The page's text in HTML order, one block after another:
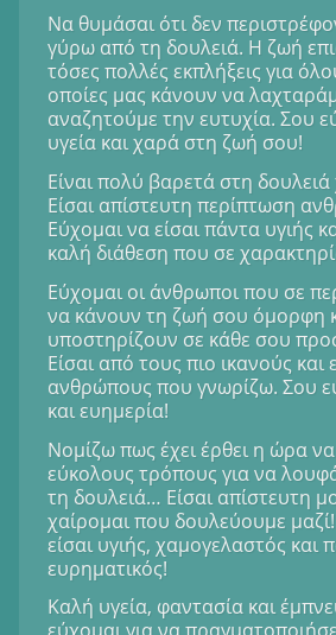
Να θυμάσαι ότι δεν
γύρω από τη δουλειά. Η ζωή
τόσες πολλές εκπλήξεις για
οποίες μας κάνουν να
αναζητούμε την ευτυχία. Σου
υγεία και χαρά στη ζωή σου!
Είναι πολύ βαρετά στη
Είσαι απίστευτη περίπτωση
Εύχομαι να είσαι πάντα υγιής
καλή διάθεση που σε
Εύχομαι οι άνθρωποι που σε
να κάνουν τη ζωή σου όμορφη
υποστηρίζουν σε κάθε σου
Είσαι από τους πιο ικανούς και
ανθρώπους που γνωρίζω. Σου
και ευημερία!
Νομίζω πως έχει έρθει η ώρα
εύκολους τρόπους για να
τη δουλειά… Είσαι απίστευτη
χαίρομαι που δουλεύουμε
είσαι υγιής, χαμογελαστός και
ευρηματικός!
Καλή υγεία, φαντασία και